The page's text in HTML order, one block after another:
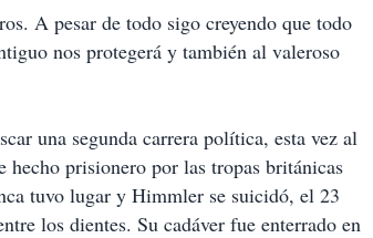
A pesar de todo sigo creyendo que todo
nos protegerá y también al valeroso
una segunda carrera política, esta vez al
hecho prisionero por las tropas británicas
tuvo lugar y Himmler se suicidó, el 23
los dientes. Su cadáver fue enterrado en